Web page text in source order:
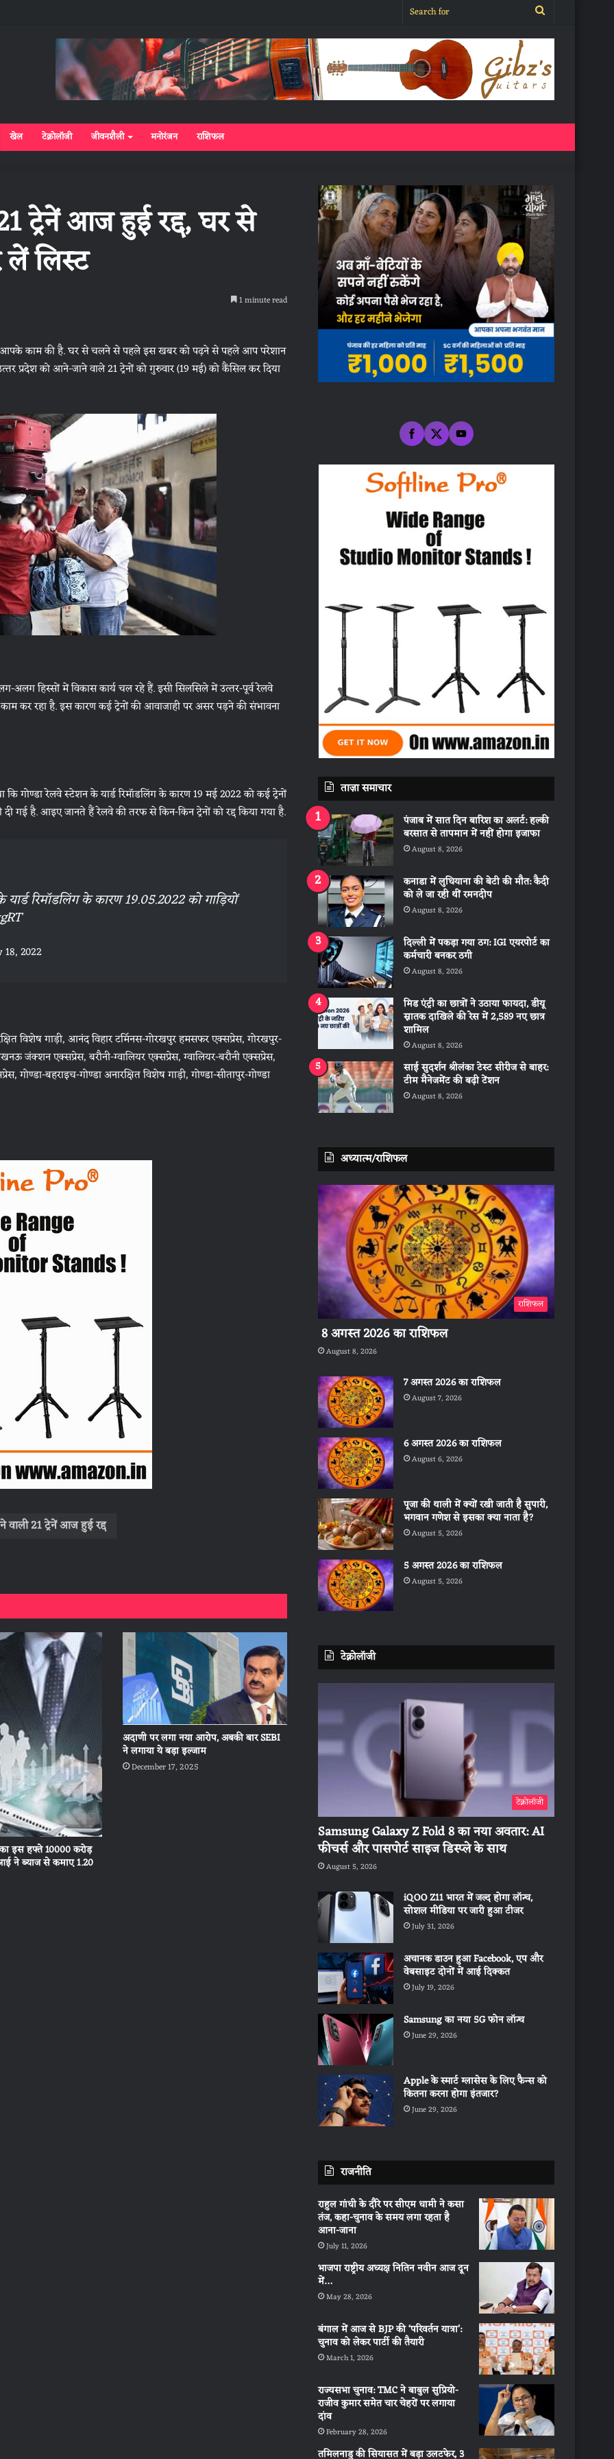
Search
for
खेल टेक्नोलॉजी जीवनशैली मनोरंजन राशिफल
ट्रेनें आज हुई रद्द, घर से
ल‍िस्‍ट
1 minute read
आपके काम की है. घर से चलने से पहले इस खबर को पढ़ने से पहले आप परेशान
को आने-जाने वाले 21 ट्रेनों को गुरुवार (19 मई) को कैंस‍िल कर द‍िया
ह‍िस्‍सों में व‍िकास कार्य चल रहे हैं. इसी स‍िलस‍िले में उत्‍तर-पूर्व रेलवे
कर रहा है. इस कारण कई ट्रेनों की आवाजाही पर असर पड़ने की संभावना
गोण्‍डा रेलवे स्‍टेशन के यार्ड रिमॉडल‍िंग के कारण 19 मई 2022 को कई ट्रेनों
दी गई है. आइए जानते हैं रेलवे की तरफ से क‍िन-क‍िन ट्रेनों को रद्द क‍िया गया है.
रिमाॅडलिंग के कारण 19.05.2022 को गाड़ियों
18, 2022
व‍िशेष गाड़ी, आनंद व‍िहार टर्म‍िनस-गोरखपुर हमसफर एक्‍सप्रेस, गोरखपुर-
जंक्‍शन एक्‍सप्रेस, बरौनी-ग्‍वाल‍ियर एक्‍सप्रेस, ग्‍वाल‍ियर-बरौनी एक्‍सप्रेस,
गोण्‍डा-बहराइच-गोण्‍डा अनारक्ष‍ित व‍िशेष गाड़ी, गोण्‍डा-सीतापुर-गोण्‍डा
21 ट्रेनें आज हुई रद्द
इस हफ्ते 10000 करोड़
ने ब्याज से कमाए 1.20
अदाणी पर लगा नया आरोप, अबकी बार SEBI
ने लगाया ये बड़ा इल्जाम
December 17, 2025
ताज़ा समाचार
पंजाब में सात दिन बारिश का अलर्ट: हल्की
बरसात से तापमान में नहीं होगा इजाफा
August 8, 2026
कनाडा में लुधियाना की बेटी की माैत: कैदी
को ले जा रही थीं रमनदीप
August 8, 2026
दिल्ली में पकड़ा गया ठग: IGI एयरपोर्ट का
कर्मचारी बनकर ठगी
August 8, 2026
मिड एंट्री का छात्रों ने उठाया फायदा, डीयू
स्नातक दाखिले की रेस में 2,589 नए छात्र
शामिल
August 8, 2026
साई सुदर्शन श्रीलंका टेस्ट सीरीज से बाहर:
टीम मैनेजमेंट की बढ़ी टेंशन
August 8, 2026
अध्यात्म/राशिफल
राशिफल
8 अगस्त 2026 का राशिफल
August 8, 2026
7 अगस्त 2026 का राशिफल
August 7, 2026
6 अगस्त 2026 का राशिफल
August 6, 2026
पूजा की थाली में क्यों रखी जाती है सुपारी,
भगवान गणेश से इसका क्या नाता है?
August 5, 2026
5 अगस्त 2026 का राशिफल
August 5, 2026
टेक्नोलॉजी
टेक्नोलॉजी
Samsung Galaxy Z Fold 8 का नया अवतार: AI
फीचर्स और पासपोर्ट साइज डिस्प्ले के साथ
August 5, 2026
iQOO Z11 भारत में जल्द होगा लॉन्च,
सोशल मीडिया पर जारी हुआ टीजर
July 31, 2026
अचानक डाउन हुआ Facebook, एप और
वेबसाइट दोनों में आई दिक्कत
July 19, 2026
Samsung का नया 5G फोन लॉन्च
June 29, 2026
Apple के स्मार्ट ग्लासेस के लिए फैन्स को
कितना करना होगा इंतजार?
June 29, 2026
राजनीति
राहुल गांधी के दौरे पर सीएम धामी ने कसा
तंज, कहा-चुनाव के समय लगा रहता है
आना-जाना
July 11, 2026
भाजपा राष्ट्रीय अध्यक्ष नितिन नवीन आज दून
में…
May 28, 2026
बंगाल में आज से BJP की ‘परिवर्तन यात्रा’:
चुनाव को लेकर पार्टी की तैयारी
March 1, 2026
राज्यसभा चुनाव: TMC ने बाबुल सुप्रियो-
राजीव कुमार समेत चार चेहरों पर लगाया
दांव
February 28, 2026
तमिलनाडु की सियासत में बड़ा उलटफेर, 3